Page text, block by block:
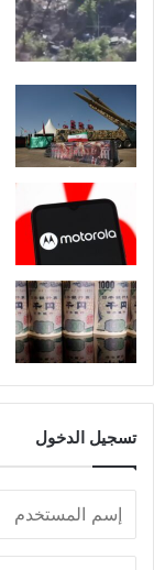
تسجيل الدخول